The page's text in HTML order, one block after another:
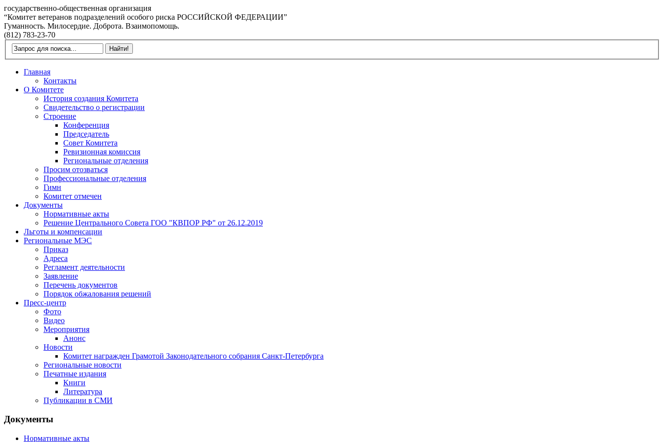
государственно-общественная организация
“Комитет ветеранов подразделений особого риска РОССИЙСКОЙ ФЕДЕРАЦИИ”
Гуманность. Милосердие. Доброта. Взаимопомощь.
(812) 783-23-70
Главная
Контакты
О Комитете
История создания Комитета
Свидетельство о регистрации
Строение
Конференция
Председатель
Совет Комитета
Ревизионная комиссия
Региональные отделения
Просим отозваться
Профессиональные отделения
Гимн
Комитет отмечен
Документы
Нормативные акты
Решение Центрального Совета ГОО "КВПОР РФ" от 26.12.2019
Льготы и компенсации
Региональные МЭС
Приказ
Адреса
Регламент деятельности
Заявление
Перечень документов
Порядок обжалования решений
Пресс-центр
Фото
Видео
Мероприятия
Анонс
Новости
Комитет награжден Грамотой Законодательного собрания Санкт-Петербурга
Региональные новости
Печатные издания
Книги
Литература
Публикации в СМИ
Документы
Нормативные акты